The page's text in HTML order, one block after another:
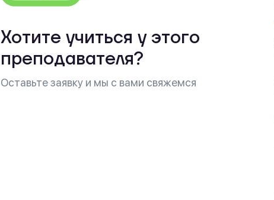
Хотите учиться у этого
преподавателя?
Оставьте заявку и мы с вами свяжемся